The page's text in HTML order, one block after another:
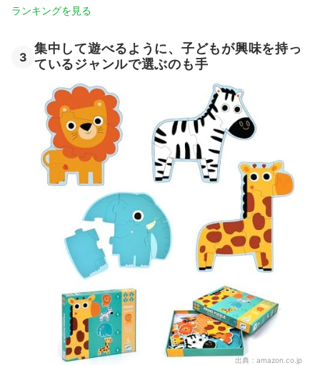
ランキングを見る
3
集中して遊べるように、子どもが興味を持っ
ているジャンルで選ぶのも手
出典： amazon.co.jp